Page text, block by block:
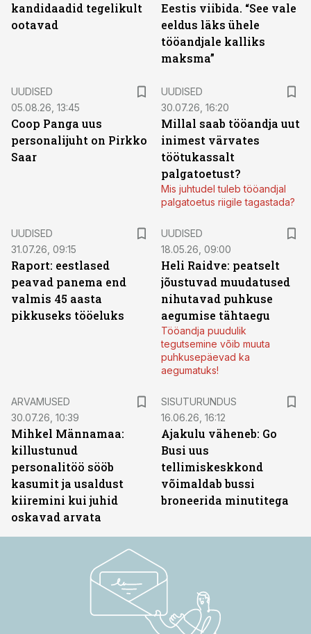
kandidaadid tegelikult
ootavad
Eestis viibida. “See vale
eeldus läks ühele
tööandjale kalliks
maksma”
UUDISED
05.08.26, 13:45
Coop Panga uus
personalijuht on Pirkko
Saar
UUDISED
30.07.26, 16:20
Millal saab tööandja uut
inimest värvates
töötukassalt
palgatoetust?
Mis juhtudel tuleb tööandjal
palgatoetus riigile tagastada?
UUDISED
31.07.26, 09:15
Raport: eestlased
peavad panema end
valmis 45 aasta
pikkuseks tööeluks
UUDISED
18.05.26, 09:00
Heli Raidve: peatselt
jõustuvad muudatused
nihutavad puhkuse
aegumise tähtaegu
Tööandja puudulik
tegutsemine võib muuta
puhkusepäevad ka
aegumatuks!
ARVAMUSED
30.07.26, 10:39
Mihkel Männamaa:
killustunud
personalitöö sööb
kasumit ja usaldust
kiiremini kui juhid
oskavad arvata
SISUTURUNDUS
16.06.26, 16:12
Ajakulu väheneb: Go
Busi uus
tellimiskeskkond
võimaldab bussi
broneerida minutitega